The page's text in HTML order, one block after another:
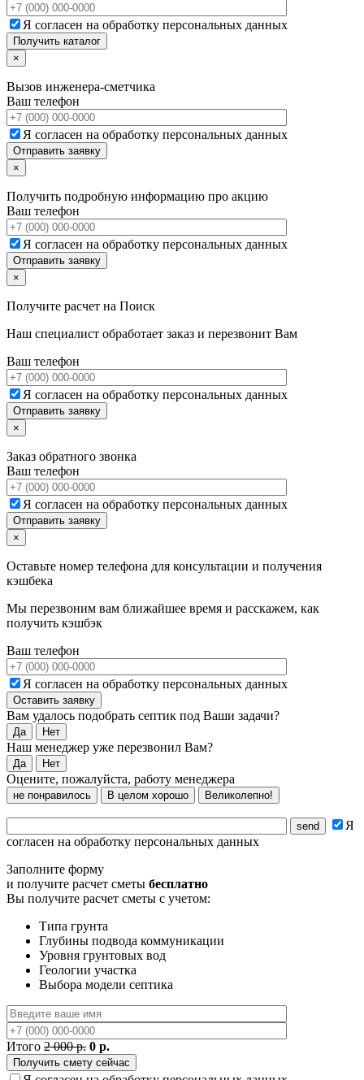
Я согласен на обработку персональных данных
×
Вызов инженера-сметчика
Ваш телефон
Я согласен на обработку персональных данных
×
Получить подробную информацию про акцию
Ваш телефон
Я согласен на обработку персональных данных
×
Получите расчет на Поиск
Наш специалист обработает заказ и перезвонит Вам
Ваш телефон
Я согласен на обработку персональных данных
×
Заказ обратного звонка
Ваш телефон
Я согласен на обработку персональных данных
×
Оставьте номер телефона для консультации и получения
кэшбека
Мы перезвоним вам ближайшее время и расскажем, как
получить кэшбэк
Ваш телефон
Я согласен на обработку персональных данных
Вам удалось подобрать септик под Ваши задачи?
Да Нет
Наш менеджер уже перезвонил Вам?
Да Нет
Оцените, пожалуйста, работу менеджера
не понравилось В целом хорошо Великолепно!
Я
согласен на обработку персональных данных
Заполните форму
и получите расчет сметы бесплатно
Вы получите расчет сметы с учетом:
Типа грунта
Глубины подвода коммуникации
Уровня грунтовых вод
Геологии участка
Выбора модели септика
Итого 2 000 р. 0 р.